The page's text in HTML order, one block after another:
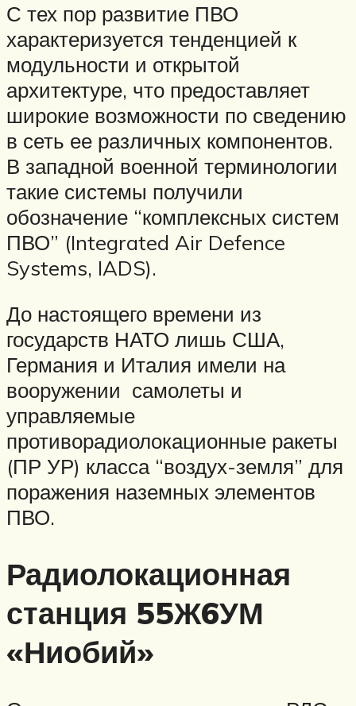
С тех пор развитие ПВО
характеризуется тенденцией к
модульности и открытой
архитектуре, что предоставляет
широкие возможности по сведению
в сеть ее различных компонентов.
В западной военной терминологии
такие системы получили
обозначение “комплексных систем
ПВО” (Integrated Air Defence
Systems, IADS).
До настоящего времени из
государств НАТО лишь США,
Германия и Италия имели на
вооружении самолеты и
управляемые
противорадиолокационные ракеты
(ПР УР) класса “воздух-земля” для
поражения наземных элементов
ПВО.
Радиолокационная
станция 55Ж6УМ
«Ниобий»